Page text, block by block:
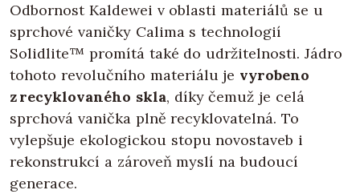
Odbornost Kaldewei v oblasti materiálů se u
sprchové vaničky Calima s technologií
Solidlite™ promítá také do udržitelnosti. Jádro
tohoto revolučního materiálu je vyrobeno
z recyklovaného skla, díky čemuž je celá
sprchová vanička plně recyklovatelná. To
vylepšuje ekologickou stopu novostaveb i
rekonstrukcí a zároveň myslí na budoucí
generace.